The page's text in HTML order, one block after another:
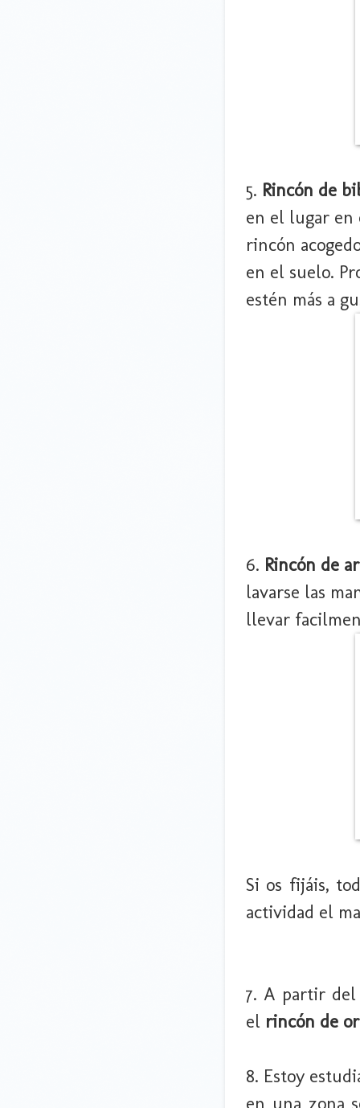
5. Rincón de
en el lugar en
rincón
en el suelo.
estén más a
6. Rincón de
lavarse las
llevar
Si os fijáis,
actividad el
7. A partir del
el rincón de
8. Estoy
en una zona